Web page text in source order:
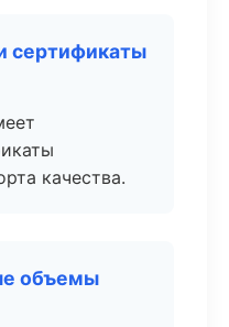
сертификаты
качества.
объемы